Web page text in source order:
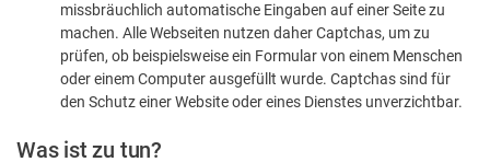
dass
sind
missbräuchlich automatische Eingaben auf einer Seite zu
machen. Alle Webseiten nutzen daher Captchas, um zu
prüfen, ob beispielsweise ein Formular von einem Menschen
oder einem Computer ausgefüllt wurde. Captchas sind für
den Schutz einer Website oder eines Dienstes unverzichtbar.
Was ist zu tun?